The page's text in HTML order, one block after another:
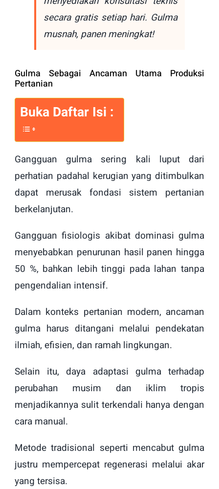
secara gratis setiap hari. Gulma
musnah, panen meningkat!
Gulma Sebagai Ancaman Utama Produksi
Pertanian
Buka Daftar Isi :
Gangguan gulma sering kali luput dari
perhatian padahal kerugian yang ditimbulkan
dapat merusak fondasi sistem pertanian
berkelanjutan.
Gangguan fisiologis akibat dominasi gulma
menyebabkan penurunan hasil panen hingga
50 %, bahkan lebih tinggi pada lahan tanpa
pengendalian intensif.
Dalam konteks pertanian modern, ancaman
gulma harus ditangani melalui pendekatan
ilmiah, efisien, dan ramah lingkungan.
Selain itu, daya adaptasi gulma terhadap
perubahan musim dan iklim tropis
menjadikannya sulit terkendali hanya dengan
cara manual.
Metode tradisional seperti mencabut gulma
justru mempercepat regenerasi melalui akar
yang tersisa.